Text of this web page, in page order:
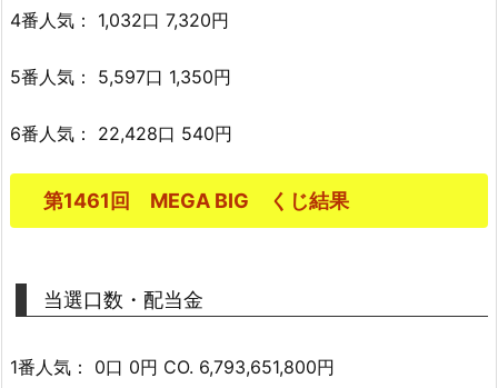
4番人気： 1,032口 7,320円
5番人気： 5,597口 1,350円
6番人気： 22,428口 540円
第1461回 MEGA BIG くじ結果
当選口数・配当金
1番人気： 0口 0円 CO. 6,793,651,800円